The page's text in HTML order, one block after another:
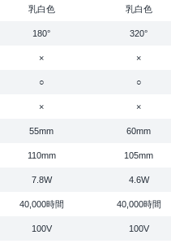
乳白色 乳白色
180° 320°
× ×
○ ○
× ×
55mm 60mm
110mm 105mm
7.8W 4.6W
40,000時間 40,000時間
100V 100V